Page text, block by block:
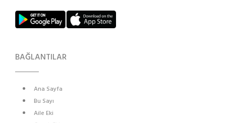
BAĞLANTILAR
Ana Sayfa
Bu Sayı
Aile Eki